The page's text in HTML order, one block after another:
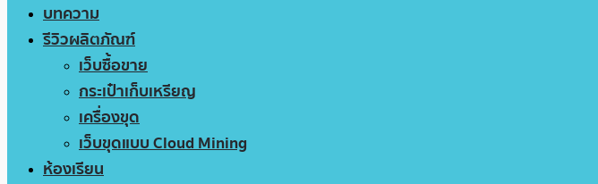
บทความ
รีวิวผลิตภัณฑ์
เว็บซื้อขาย
กระเป๋าเก็บเหรียญ
เครื่องขุด
เว็บขุดแบบ Cloud Mining
ห้องเรียน